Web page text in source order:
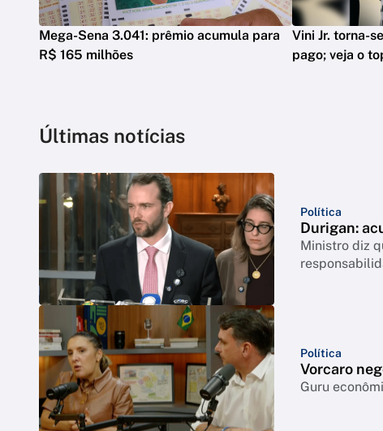
Mega-Sena 3.041: prêmio acumula para
R$ 165 milhões
Vini Jr. torna-
pago; veja o
Últimas notícias
Política
Durigan:
Ministro diz
Política
Vorcaro
Guru